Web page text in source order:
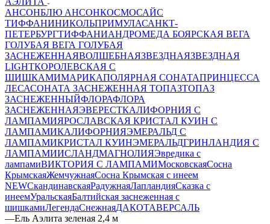
АНСОНБЛЮ АНСОНКОСМОСАЙС
ТИФФАНИНИКОЛЬПРИМУЛАСАНКТ-
ПЕТЕРБУРГТИФФАНИАНДРОМЕДА БОЯРСКАЯ ВЕГА
ГОЛУБАЯ ВЕГА ГОЛУБАЯ
ЗАСНЕЖЕННАЯВОЛШЕБНАЯЗВЕЗДНАЯЗВЕЗДНАЯ
LIGHTКОРОЛЕВСКАЯ С
ШИШКАМИМАРИКАПОЛЯРНАЯ СОНАТАПРИНЦЕССА
ЛЕСАСОНАТА ЗАСНЕЖЕННАЯ ТОПАЗТОПАЗ
ЗАСНЕЖЕННЫЙФЛОРАФЛОРА
ЗАСНЕЖЕННАЯЭВЕРЕСТКАЛИФОРНИЯ С
ЛАМПАМИЯРОСЛАВСКАЯ КРИСТАЛ КУИН С
ЛАМПАМИКАЛИФОРНИЯЭМЕРАЛЬД С
ЛАМПАМИКРИСТАЛ КУИНЭМЕРАЛЬДГРИНЛАНДИЯ С
ЛАМПАМИИСЛАНДМАГНОЛИЯЭвредика с
лампамиВИКТОРИЯ С ЛАМПАМИМосковскаяСосна
КрымскаяЖемчужнаяСосна Крымская с инеем
NEWСкандинавскаяРадужнаяЛапландияСказка с
инеемУральскаяБалтийская заснеженная с
шишкамиЛегендаСнежнаяДАКОТАВЕРСАЛЬ
—Ель Аэлита зеленая 2,4 м